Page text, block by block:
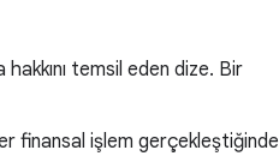
temsil eden dize. Bir
finansal işlem gerçekleştiğinde